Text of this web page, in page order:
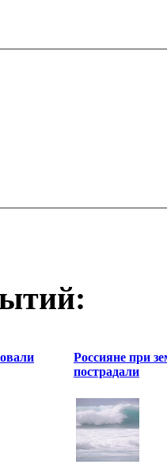
Россияне при
пострадали